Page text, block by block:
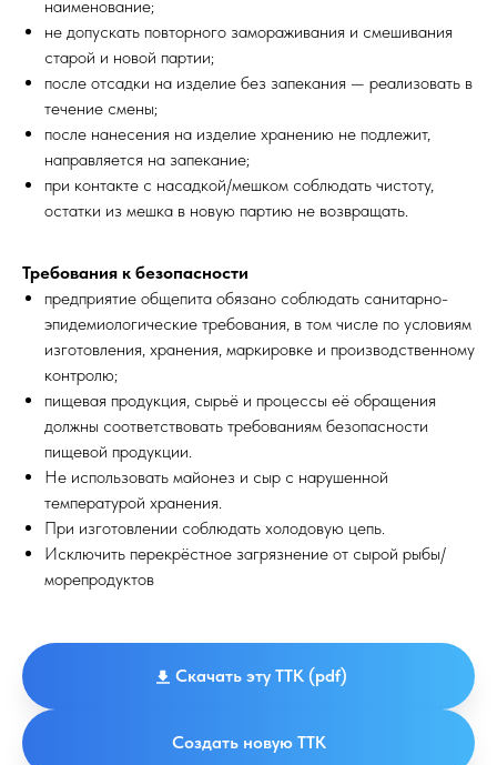
наименование;
не допускать повторного замораживания и смешивания
старой и новой партии;
после отсадки на изделие без запекания — реализовать в
течение смены;
после нанесения на изделие хранению не подлежит,
направляется на запекание;
при контакте с насадкой/мешком соблюдать чистоту,
остатки из мешка в новую партию не возвращать.
Требования к безопасности
предприятие общепита обязано соблюдать санитарно-
эпидемиологические требования, в том числе по условиям
изготовления, хранения, маркировке и производственному
контролю;
пищевая продукция, сырьё и процессы её обращения
должны соответствовать требованиям безопасности
пищевой продукции.
Не использовать майонез и сыр с нарушенной
температурой хранения.
При изготовлении соблюдать холодовую цепь.
Исключить перекрёстное загрязнение от сырой рыбы/
морепродуктов
Скачать эту ТТК (pdf)
Создать новую ТТК